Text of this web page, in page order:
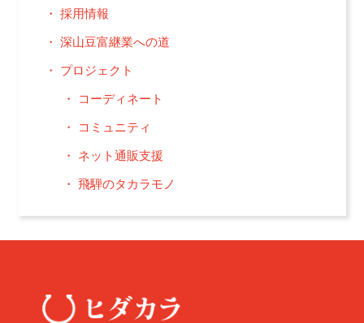
採用情報
深山豆富継業への道
プロジェクト
コーディネート
コミュニティ
ネット通販支援
飛騨のタカラモノ